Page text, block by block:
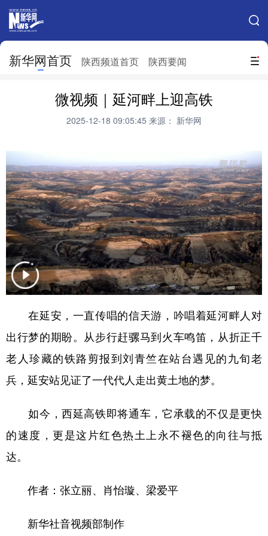
搜索
新华网首页 陕西频道首页 陕西要闻
网站地图
天津 河北
浙江 江西
山东 河南 湖北 湖南
广东 广西 海南 重庆
四川 贵州 云南 西藏
陕西 甘肃 青海 宁夏
新疆 内蒙古 黑龙江
微视频｜延河畔上迎高铁
2025-12-18 09:05:45 来源： 新华网
在延安，一直传唱的信天游，吟唱着延河畔人对
出行梦的期盼。从步行赶骡马到火车鸣笛，从折正千
老人珍藏的铁路剪报到刘青竺在站台遇见的九旬老
兵，延安站见证了一代代人走出黄土地的梦。
如今，西延高铁即将通车，它承载的不仅是更快
的速度，更是这片红色热土上永不褪色的向往与抵
达。
作者：张立丽、肖怡璇、梁爱平
新华社音视频部制作